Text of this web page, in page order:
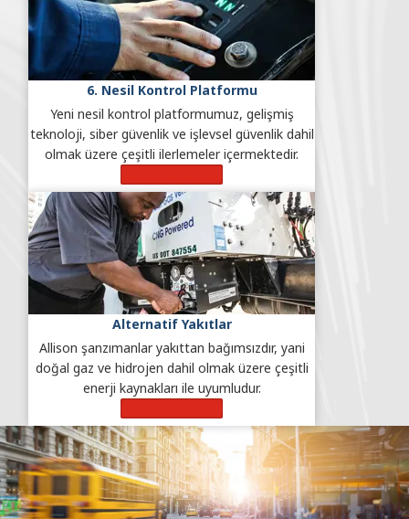
6. Nesil Kontrol Platformu
Yeni nesil kontrol platformumuz, gelişmiş
teknoloji, siber güvenlik ve işlevsel güvenlik dahil
olmak üzere çeşitli ilerlemeler içermektedir.
Alternatif Yakıtlar
Allison şanzımanlar yakıttan bağımsızdır, yani
doğal gaz ve hidrojen dahil olmak üzere çeşitli
enerji kaynakları ile uyumludur.